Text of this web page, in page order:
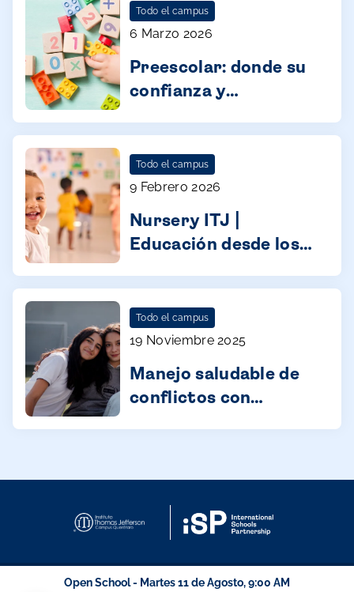
Open School - Martes 11 de Agosto, 9:00 AM
Todo el campus
6 Marzo 2026
Preescolar: donde su
confianza y
forma
Todo el campus
9 Febrero 2026
Nursery ITJ |
Educación desde los
Todo el campus
19 Noviembre 2025
Manejo saludable de
conflictos con